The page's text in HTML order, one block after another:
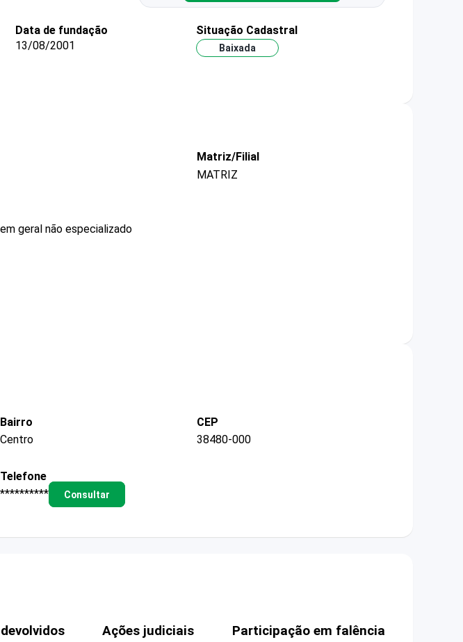
Data de fundação
13/08/2001
Situação Cadastral
Baixada
Matriz/Filial
MATRIZ
geral não especializado
Bairro
Centro
CEP
38480-000
Telefone
**********
Consultar
Ações judiciais Participação em falência